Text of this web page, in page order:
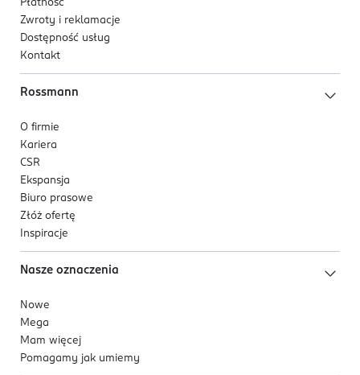
Płatność
Zwroty i reklamacje
Dostępność usług
Kontakt
Rossmann
O firmie
Kariera
CSR
Ekspansja
Biuro prasowe
Złóż ofertę
Inspiracje
Nasze oznaczenia
Nowe
Mega
Mam więcej
Pomagamy jak umiemy